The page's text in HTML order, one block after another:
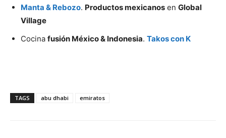
Manta & Rebozo. Productos mexicanos en Global
Village
Cocina fusión México & Indonesia. Takos con K
TAGS abu dhabi emiratos